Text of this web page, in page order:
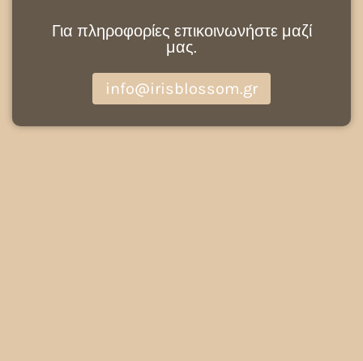
Για πληροφορίες επικοινωνήστε μαζί
μας.
info@irisblossom.gr